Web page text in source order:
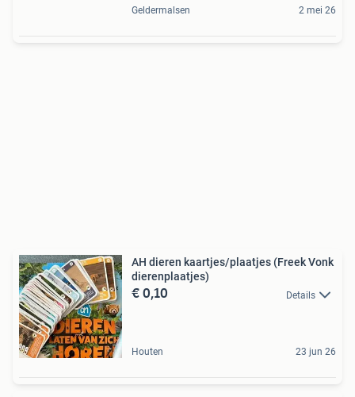
Geldermalsen 2 mei 26
AH dieren kaartjes/plaatjes (Freek Vonk
dierenplaatjes)
€ 0,10 Details
Houten 23 jun 26